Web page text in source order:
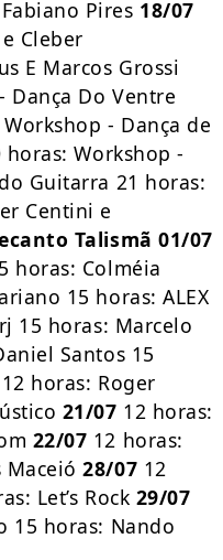
Pires 18/07
Cleber
E Marcos Grossi
Dança Do Ventre
- Dança de
horas: Workshop -
Guitarra 21 horas:
Centini e
Talismã 01/07
horas: Colméia
15 horas: ALEX
15 horas: Marcelo
Santos 15
12 horas: Roger
21/07 12 horas:
22/07 12 horas:
Maceió28/07 12
Let’s Rock 29/07
15 horas: Nando